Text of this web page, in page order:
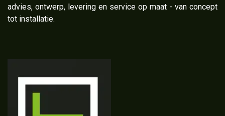
advies, ontwerp, levering en service op maat - van concept
tot installatie.